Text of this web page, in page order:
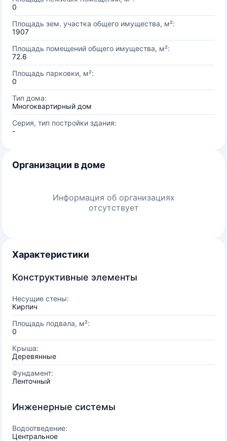
0
Площадь зем. участка общего имущества, м²:
1907
Площадь помещений общего имущества, м²:
72.6
Площадь парковки, м²:
0
Тип дома:
Многоквартирный дом
Серия, тип постройки здания:
-
Организации в доме
Информация об организациях
отсутствует
Характеристики
Конструктивные элементы
Несущие стены:
Кирпич
Площадь подвала, м²:
0
Крыша:
Деревянные
Фундамент:
Ленточный
Инженерные системы
Водоотведение:
Центральное